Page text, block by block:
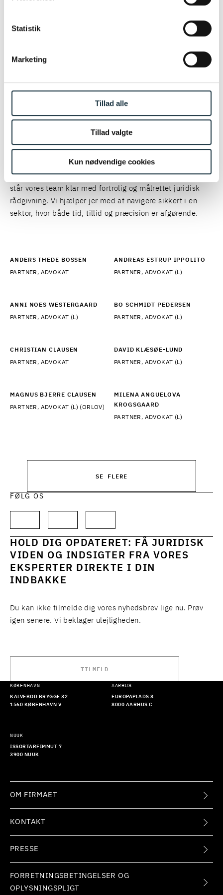
Læs mere om vores behandling af personoplysninger
Statistik
Marketing
Tillad alle
Tillad valgte
Kun nødvendige cookies
gælder i samarbejdet mellem det offentlige og det
KONTAKT VORES FORSVARS- OG
Uanset om der er tale om større materielanskaffelser, nye
samarbejdsformer eller investeringer i forsvarsindustrien,
står vores team klar med fortrolig og målrettet juridisk
rådgivning. Vi hjælper jer med at navigere sikkert i en
sektor, hvor både tid, tillid og præcision er afgørende.
ANDERS THEDE BOSSEN
PARTNER, ADVOKAT
ANDREAS ESTRUP IPPOLITO
PARTNER, ADVOKAT (L)
ANNI NOES WESTERGAARD
PARTNER, ADVOKAT (L)
BO SCHMIDT PEDERSEN
PARTNER, ADVOKAT (L)
CHRISTIAN CLAUSEN
PARTNER, ADVOKAT
DAVID KLÆSØE-LUND
PARTNER, ADVOKAT (L)
MAGNUS BJERRE CLAUSEN
PARTNER, ADVOKAT (L) (ORLOV)
MILENA ANGUELOVA
KROGSGAARD
PARTNER, ADVOKAT (L)
SE FLERE
FØLG OS
HOLD DIG OPDATERET: FÅ JURIDISK
VIDEN OG INDSIGTER FRA VORES
EKSPERTER DIREKTE I DIN
INDBAKKE
Du kan ikke tilmelde dig vores nyhedsbrev lige nu. Prøv
igen senere. Vi beklager ulejligheden.
TILMELD
KØBENHAVN
KALVEBOD BRYGGE 32
1560 KØBENHAVN V
AARHUS
EUROPAPLADS 8
8000 AARHUS C
NUUK
ISSORTARFIMMUT 7
3900 NUUK
OM FIRMAET
KONTAKT
PRESSE
FORRETNINGSBETINGELSER OG
OPLYSNINGSPLIGT